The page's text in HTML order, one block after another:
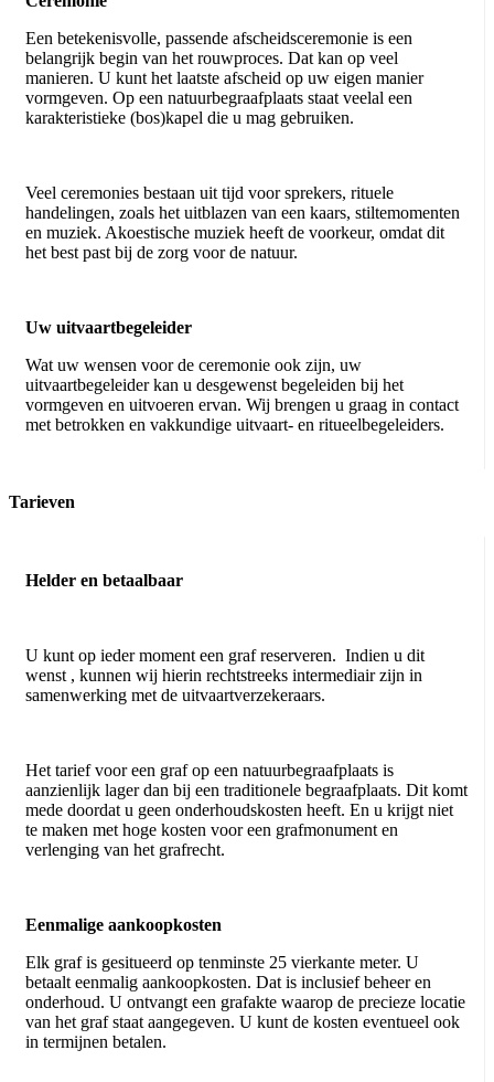
Een betekenisvolle, passende afscheidsceremonie is een
belangrijk begin van het rouwproces. Dat kan op veel
manieren. U kunt het laatste afscheid op uw eigen manier
vormgeven. Op een natuurbegraafplaats staat veelal een
karakteristieke (bos)kapel die u mag gebruiken.
Veel ceremonies bestaan uit tijd voor sprekers, rituele
handelingen, zoals het uitblazen van een kaars, stiltemomenten
en muziek. Akoestische muziek heeft de voorkeur, omdat dit
het best past bij de zorg voor de natuur.
Uw uitvaartbegeleider
Wat uw wensen voor de ceremonie ook zijn, uw
uitvaartbegeleider kan u desgewenst begeleiden bij het
vormgeven en uitvoeren ervan. Wij brengen u graag in contact
met betrokken en vakkundige uitvaart- en ritueelbegeleiders.
Tarieven
Helder en betaalbaar
U kunt op ieder moment een graf reserveren. Indien u dit
wenst , kunnen wij hierin rechtstreeks intermediair zijn in
samenwerking met de uitvaartverzekeraars.
Het tarief voor een graf op een natuurbegraafplaats is
aanzienlijk lager dan bij een traditionele begraafplaats. Dit komt
mede doordat u geen onderhoudskosten heeft. En u krijgt niet
te maken met hoge kosten voor een grafmonument en
verlenging van het grafrecht.
Eenmalige aankoopkosten
Elk graf is gesitueerd op tenminste 25 vierkante meter. U
betaalt eenmalig aankoopkosten. Dat is inclusief beheer en
onderhoud. U ontvangt een grafakte waarop de precieze locatie
van het graf staat aangegeven. U kunt de kosten eventueel ook
in termijnen betalen.